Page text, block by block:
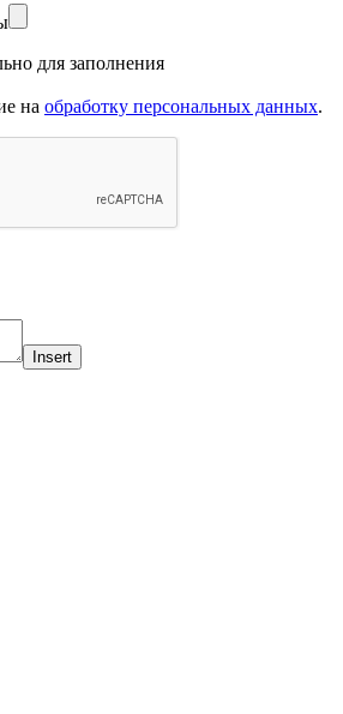
для заполнения
на обработку персональных данных.
Insert